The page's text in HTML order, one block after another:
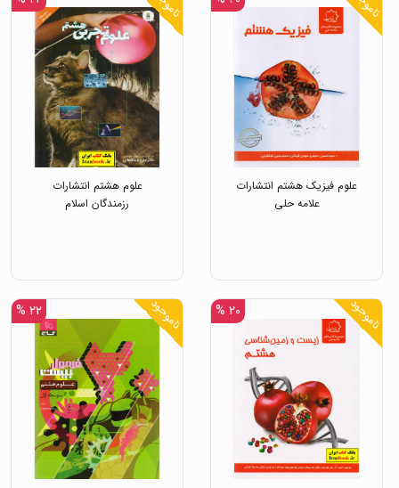
علوم فیزیک هشتم انتشارات
علامه حلی
علوم هشتم انتشارات
رزمندگان اسلام
ناموجود ۲۰ % ناموجود ۲۲ %